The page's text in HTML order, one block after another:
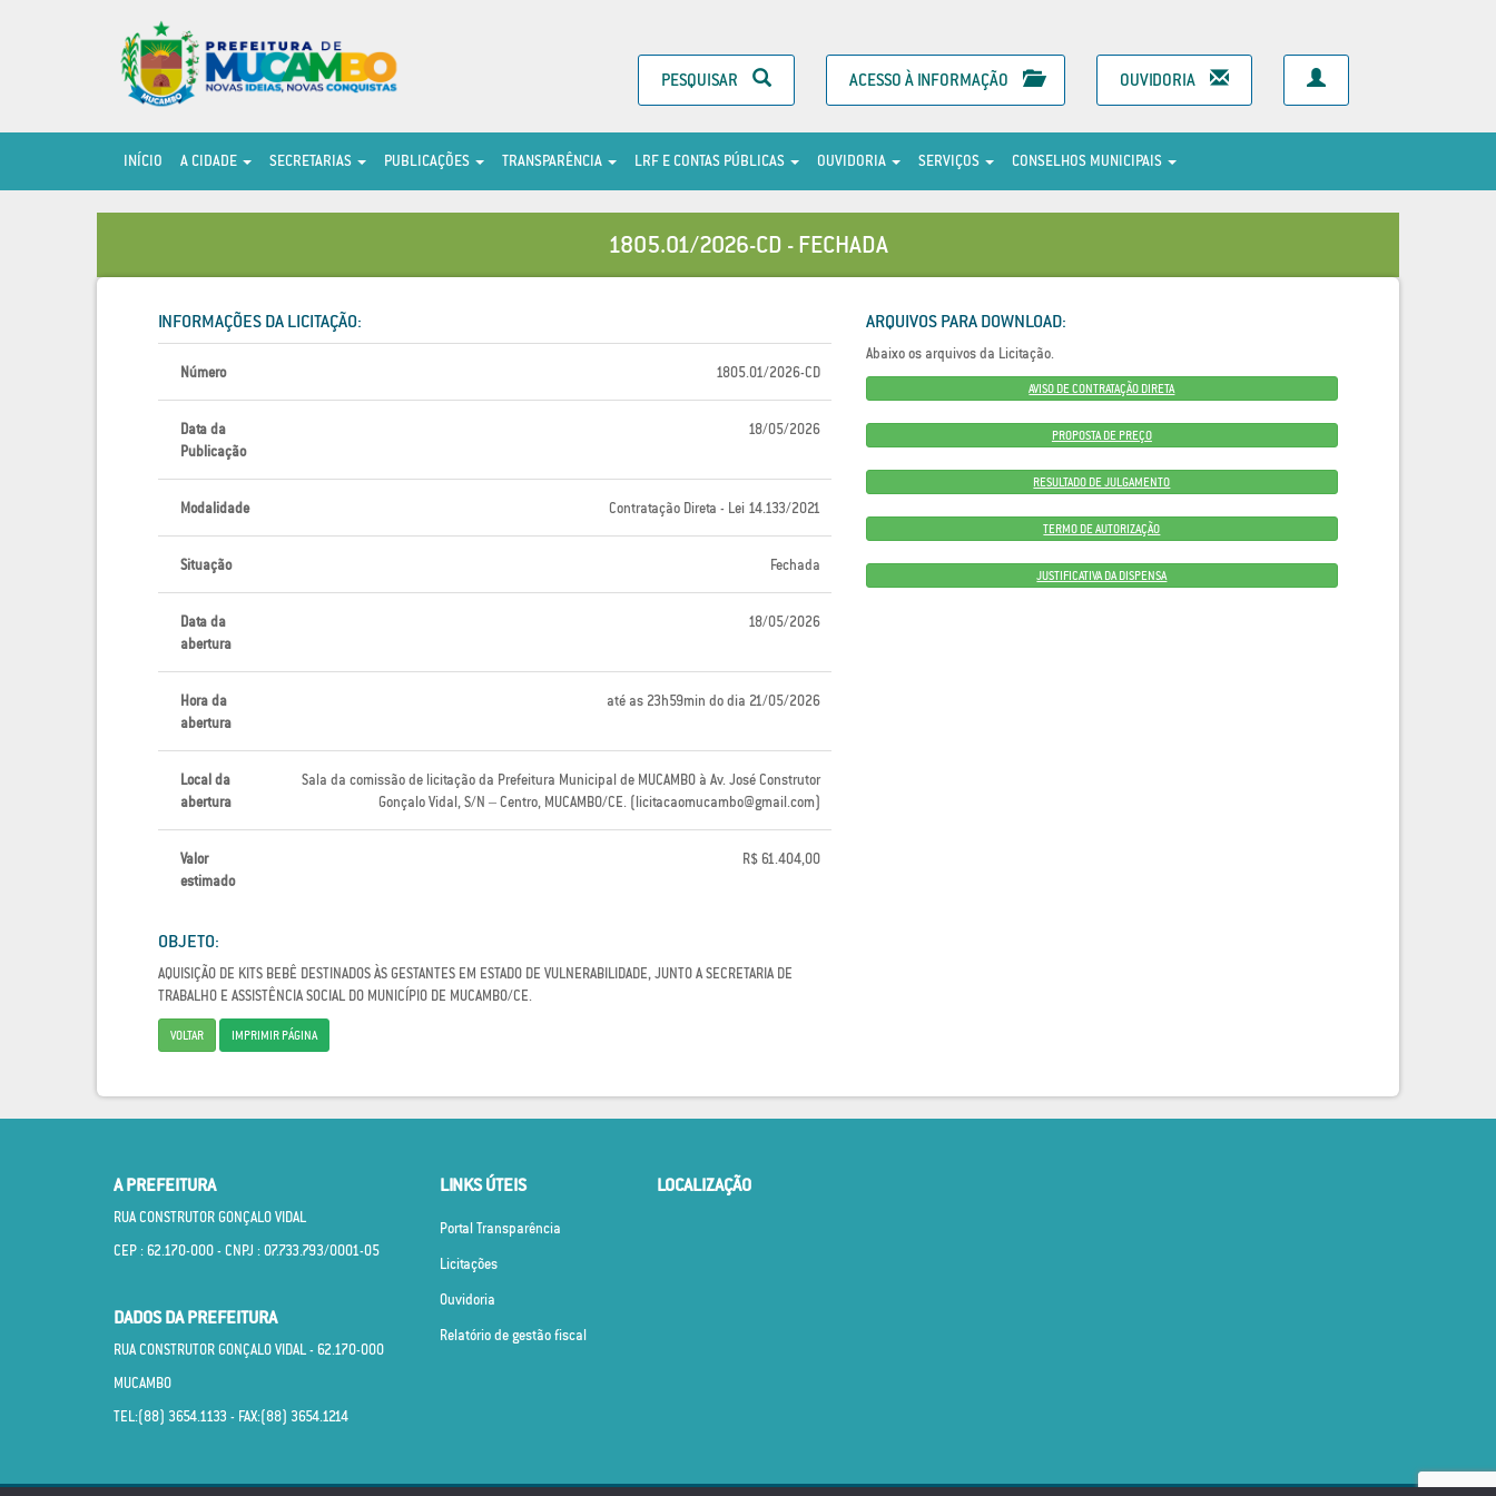
PESQUISAR ACESSO À INFORMAÇÃO OUVIDORIA
INÍCIO A CIDADE SECRETARIAS PUBLICAÇÕES TRANSPARÊNCIA LRF E CONTAS PÚBLICAS OUVIDORIA SERVIÇOS CONSELHOS MUNICIPAIS
1805.01/2026-CD - FECHADA
INFORMAÇÕES DA LICITAÇÃO:
Número 1805.01/2026-CD
Data da
Publicação
18/05/2026
Modalidade Contratação Direta - Lei 14.133/2021
Situação Fechada
Data da
abertura
18/05/2026
Hora da
abertura
até as 23h59min do dia 21/05/2026
Local da
abertura
Sala da comissão de licitação da Prefeitura Municipal de MUCAMBO à Av. José Construtor
Gonçalo Vidal, S/N – Centro, MUCAMBO/CE. (licitacaomucambo@gmail.com)
Valor
estimado
R$ 61.404,00
OBJETO:
AQUISIÇÃO DE KITS BEBÊ DESTINADOS ÀS GESTANTES EM ESTADO DE VULNERABILIDADE, JUNTO A SECRETARIA DE
TRABALHO E ASSISTÊNCIA SOCIAL DO MUNICÍPIO DE MUCAMBO/CE.
VOLTAR IMPRIMIR PÁGINA
ARQUIVOS PARA DOWNLOAD:
Abaixo os arquivos da Licitação.
AVISO DE CONTRATAÇÃO DIRETA
PROPOSTA DE PREÇO
RESULTADO DE JULGAMENTO
TERMO DE AUTORIZAÇÃO
JUSTIFICATIVA DA DISPENSA
A PREFEITURA
RUA CONSTRUTOR GONÇALO VIDAL
CEP : 62.170­-000 - CNPJ : 07.733.793/0001­-05
DADOS DA PREFEITURA
RUA CONSTRUTOR GONÇALO VIDAL - 62.170­-000
MUCAMBO
TEL:(88) 3654.1133 - FAX:(88) 3654.1214
LINKS ÚTEIS
Portal Transparência
Licitações
Ouvidoria
Relatório de gestão fiscal
LOCALIZAÇÃO